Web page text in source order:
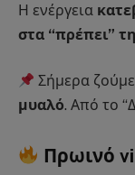
Η ενέργεια
στα “πρέπει”
Σήμερα ζούμε
μυαλό. Από το
Πρωινό